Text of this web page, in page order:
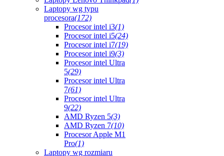
Laptopy wg typu
procesora(172)
Procesor intel i3(1)
Procesor intel i5(24)
Procesor intel i7(19)
Procesor intel i9(3)
Procesor intel Ultra
5(29)
Procesor intel Ultra
7(61)
Procesor intel Ultra
9(22)
AMD Ryzen 5(3)
AMD Ryzen 7(10)
Procesor Apple M1
Pro(1)
Laptopy wg rozmiaru